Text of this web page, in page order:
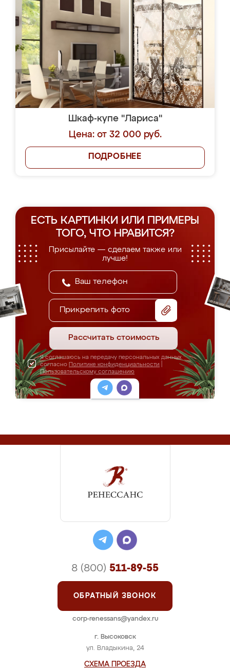
Шкаф-купе "Лариса"
Цена: от 32 000 руб.
ПОДРОБНЕЕ
ЕСТЬ КАРТИНКИ ИЛИ ПРИМЕРЫ
ТОГО, ЧТО НРАВИТСЯ?
Присылайте — сделаем также или
лучше!
Прикрепить фото
Рассчитать стоимость
Я соглашаюсь на передачу персональных данных
согласно Политике конфиденциальности
Пользовательскому соглашению
г. Высоковск
ул. Владыкина, 24
СХЕМА ПРОЕЗДА
8 (800) 511-89-55
ОБРАТНЫЙ ЗВОНОК
corp-renessans@yandex.ru